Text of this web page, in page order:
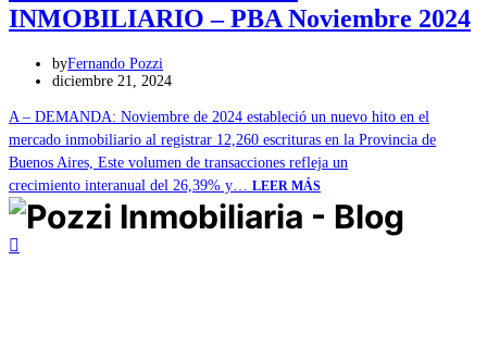
INMOBILIARIO – PBA Noviembre 2024
byFernando Pozzi
diciembre 21, 2024
A – DEMANDA: Noviembre de 2024 estableció un nuevo hito en el
mercado inmobiliario al registrar 12,260 escrituras en la Provincia de
Buenos Aires, Este volumen de transacciones refleja un
crecimiento interanual del 26,39% y… LEER MÁS